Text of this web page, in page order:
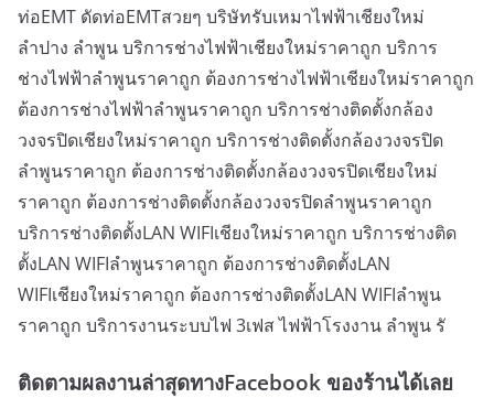
ท่อEMT ดัดท่อEMTสวยๆ บริษัทรับเหมาไฟฟ้าเชียงใหม่
ลำปาง ลำพูน บริการช่างไฟฟ้าเชียงใหม่ราคาถูก บริการ
ช่างไฟฟ้าลำพูนราคาถูก ต้องการช่างไฟฟ้าเชียงใหม่ราคาถูก
ต้องการช่างไฟฟ้าลำพูนราคาถูก บริการช่างติดตั้งกล้อง
วงจรปิดเชียงใหม่ราคาถูก บริการช่างติดตั้งกล้องวงจรปิด
ลำพูนราคาถูก ต้องการช่างติดตั้งกล้องวงจรปิดเชียงใหม่
ราคาถูก ต้องการช่างติดตั้งกล้องวงจรปิดลำพูนราคาถูก
บริการช่างติดตั้งLAN WIFIเชียงใหม่ราคาถูก บริการช่างติด
ตั้งLAN WIFIลำพูนราคาถูก ต้องการช่างติดตั้งLAN
WIFIเชียงใหม่ราคาถูก ต้องการช่างติดตั้งLAN WIFIลำพูน
ราคาถูก บริการงานระบบไฟ 3เฟส ไฟฟ้าโรงงาน ลำพูน รั
ติดตามผลงานล่าสุดทางFacebook ของร้านได้เลย